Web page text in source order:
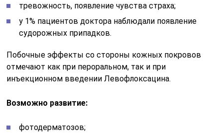
тревожность, появление чувства страха;
у 1% пациентов доктора наблюдали появление
судорожных припадков.
Побочные эффекты со стороны кожных покровов
отмечают как при пероральном, так и при
инъекционном введении Левофлоксацина.
Возможно развитие:
фотодерматозов;